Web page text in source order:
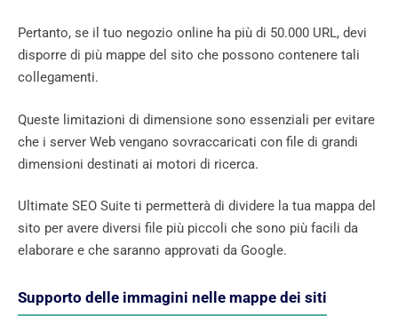
Pertanto, se il tuo negozio online ha più di 50.000 URL, devi
disporre di più mappe del sito che possono contenere tali
collegamenti.
Queste limitazioni di dimensione sono essenziali per evitare
che i server Web vengano sovraccaricati con file di grandi
dimensioni destinati ai motori di ricerca.
Ultimate SEO Suite ti permetterà di dividere la tua mappa del
sito per avere diversi file più piccoli che sono più facili da
elaborare e che saranno approvati da Google.
Supporto delle immagini nelle mappe dei siti